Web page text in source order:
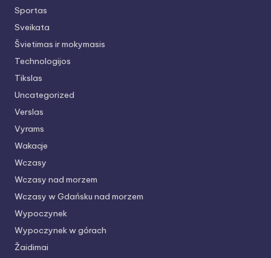
Sportas
Sveikata
Švietimas ir mokymasis
Technologijos
Tikslas
Uncategorized
Verslas
Vyrams
Wakacje
Wczasy
Wczasy nad morzem
Wczasy w Gdańsku nad morzem
Wypoczynek
Wypoczynek w górach
Žaidimai